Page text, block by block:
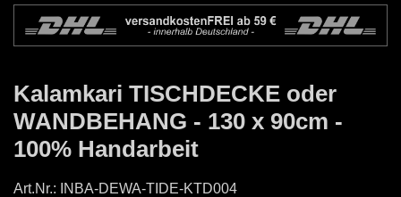
Kalamkari TISCHDECKE oder
WANDBEHANG - 130 x 90cm -
100% Handarbeit
Art.Nr.:
INBA-DEWA-TIDE-KTD004